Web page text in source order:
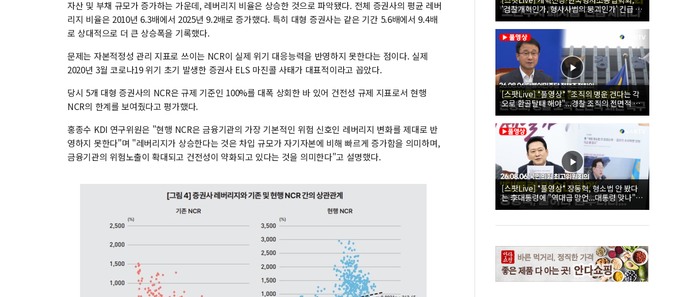
자산 및 부채 규모가 증가하는 가운데, 레버리지 비율은 상승한 것으로 파악됐다. 전체 증권사의 평균 레버
리지 비율은 2010년 6.3배에서 2025년 9.2배로 증가했다. 특히 대형 증권사는 같은 기간 5.6배에서 9.4배
로 상대적으로 더 큰 상승폭을 기록했다.
문제는 자본적정성 관리 지표로 쓰이는 NCR이 실제 위기 대응능력을 반영하지 못한다는 점이다. 실제
2020년 3월 코로나19 위기 초기 발생한 증권사 ELS 마진콜 사태가 대표적이라고 꼽았다.
당시 5개 대형 증권사의 NCR은 규제 기준인 100%를 대폭 상회한 바 있어 건전성 규제 지표로서 현행
NCR의 한계를 보여줬다고 평가했다.
홍종수 KDI 연구위원은 "현행 NCR은 금융기관의 가장 기본적인 위험 신호인 레버리지 변화를 제대로 반
영하지 못한다"며 "레버리지가 상승한다는 것은 차입 규모가 자기자본에 비해 빠르게 증가함을 의미하며,
금융기관의 위험노출이 확대되고 건전성이 약화되고 있다는 것을 의미한다"고 설명했다.
'검찰개혁인가, 형사사법의 붕괴인가' 긴급 세
미나｜26.08.06
[스팟Live] *풀영상* "조직의 명운 건다는 각
오로 환골탈태 해야"...경찰 조직의 전면적 쇄
신 촉구한 한병도 | 26.08.06 더불어민주당 정
책조정회의
[스팟Live] *풀영상* 장동혁, 형소법 안 봤다
는 李대통령에 "역대급 망언...대통령 맞나"｜
26.08.06 국민의힘 최고위원회의